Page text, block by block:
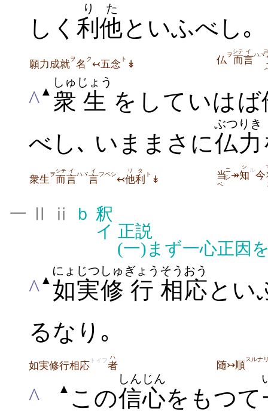
しく 利他
りた
といふべし｡
願力成就ヲ名 ク↢五念 ト ↡ 仏ヲ 而
シテ
言
イ ハヾ
^ ▲ 衆
しゅ
生
じょう
をしていはば
べし､ いままさに仏力
ぶつりき
衆生 ヲ而
シテ
言
イ ハヾ言
イ フベシ↢他利
リタ ト ↡ 当
ベ
ニ
シ↠知
シ ル今
一 Ⅱ ⅱ ｂ 釈
イ 正説
(一) まず一心正因
^ ▲ 如実
にょじつ
修
しゅ
行
ぎょう
相応
そうおう
とい
るなり｡
如実修行相応 トイフ者
ハ
随↣順スルナ
^ ▲ この信心
しんじん
をもつて